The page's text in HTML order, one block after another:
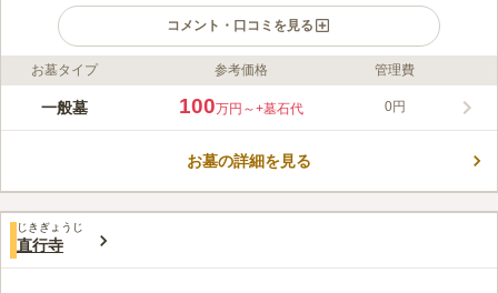
コメント・口コミを見る
ライフドット編集部のコメント
宗旨宗派不問で在来仏教の方が眠ることができる興聖寺のお墓で
所です。 周囲を木々に囲まれた自然豊かなお墓で、お寺からお
口コミ評価
みんなの評価
お墓タイプ 参考価格 管理費
一般墓 100万円～+墓石代 0円
お墓の詳細を見る
じきぎょうじ
直行寺